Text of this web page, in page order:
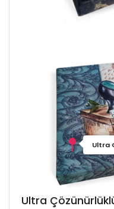
Ultra
Ultra